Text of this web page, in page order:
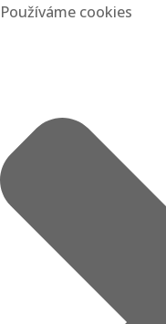
Používáme cookies